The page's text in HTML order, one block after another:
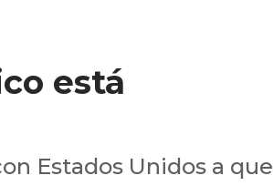
está
Estados Unidos a que